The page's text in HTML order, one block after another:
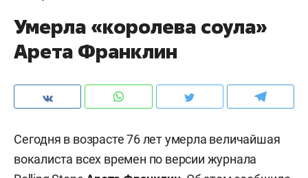
Умерла «королева соула»
Арета Франклин
Сегодня в возрасте 76 лет умерла величайшая
вокалиста всех времен по версии журнала